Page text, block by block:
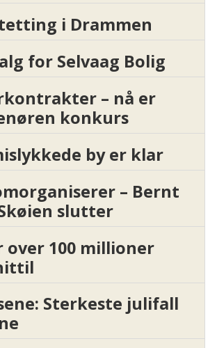
i Drammen
for Selvaag Bolig
– nå er
konkurs
by er klar
– Bernt
slutter
over 100 millioner
Sterkeste julifall